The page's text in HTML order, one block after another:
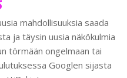
mahdollisuuksia saada
ja täysin uusia näkökulmia
törmään ongelmaan tai
Googlen sijasta